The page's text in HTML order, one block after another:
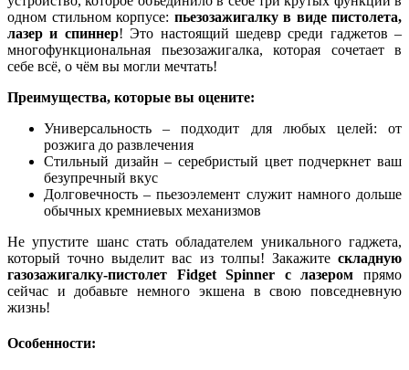
одном стильном корпусе: пьезозажигалку в виде пистолета,
лазер и спиннер! Это настоящий шедевр среди гаджетов –
многофункциональная пьезозажигалка, которая сочетает в
себе всё, о чём вы могли мечтать!
Преимущества, которые вы оцените:
Универсальность – подходит для любых целей: от
розжига до развлечения
Стильный дизайн – серебристый цвет подчеркнет ваш
безупречный вкус
Долговечность – пьезоэлемент служит намного дольше
обычных кремниевых механизмов
Не упустите шанс стать обладателем уникального гаджета,
который точно выделит вас из толпы! Закажите складную
газозажигалку-пистолет Fidget Spinner с лазером прямо
сейчас и добавьте немного экшена в свою повседневную
жизнь!
Особенности: